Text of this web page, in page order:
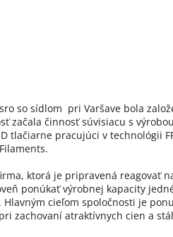
so sídlom pri Varšave bola
začala činnosť súvisiacu s
tlačiarne pracujúci v technológii
ktorá je pripravená reagovať
ponúkať výrobnej kapacity
Hlavným cieľom spoločnosti je
zachovaní atraktívnych cien a